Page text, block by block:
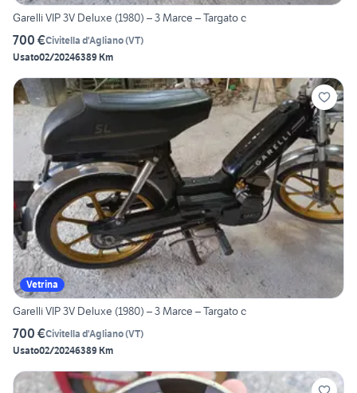
Garelli VIP 3V Deluxe (1980) – 3 Marce – Targato c
700 €Civitella d'Agliano(VT)
Usato02/20246389 Km
Vetrina
Garelli VIP 3V Deluxe (1980) – 3 Marce – Targato c
700 €Civitella d'Agliano(VT)
Usato02/20246389 Km